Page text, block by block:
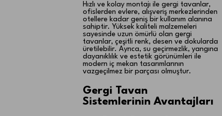
Hızlı ve kolay montajı ile gergi tavanlar,
ofislerden evlere, alışveriş merkezlerinden
otellere kadar geniş bir kullanım alanına
sahiptir. Yüksek kaliteli malzemeleri
sayesinde uzun ömürlü olan gergi
tavanlar, çeşitli renk, desen ve dokularda
üretilebilir. Ayrıca, su geçirmezlik, yangına
dayanıklılık ve estetik görünümleri ile
modern iç mekan tasarımlarının
vazgeçilmez bir parçası olmuştur.
Gergi Tavan
Sistemlerinin Avantajları